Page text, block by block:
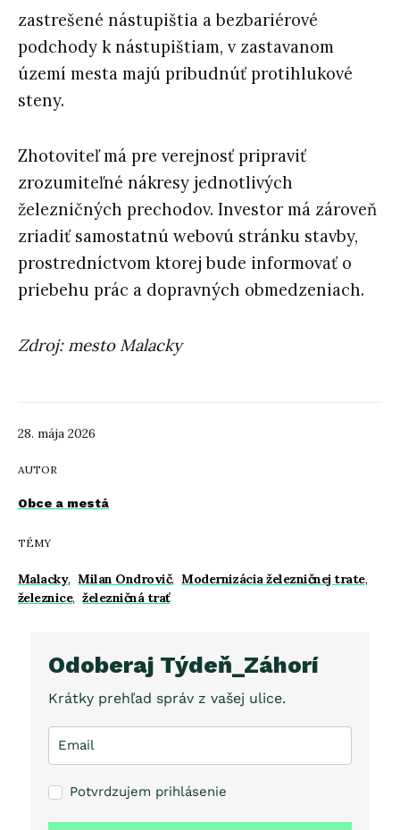
28. mája 2026
AUTOR
Obce a mestá
TÉMY
Malacky, Milan Ondrovič, Modernizácia železničnej trate,
železnice, železničná trať
zastrešené nástupištia a bezbariérové
podchody k nástupištiam, v zastavanom
území mesta majú pribudnúť protihlukové
steny.
Zhotoviteľ má pre verejnosť pripraviť
zrozumiteľné nákresy jednotlivých
železničných prechodov. Investor má zároveň
zriadiť samostatnú webovú stránku stavby,
prostredníctvom ktorej bude informovať o
priebehu prác a dopravných obmedzeniach.
Zdroj: mesto Malacky
Odoberaj Týdeň_Záhorí
Krátky prehľad správ z vašej ulice.
Potvrdzujem prihlásenie